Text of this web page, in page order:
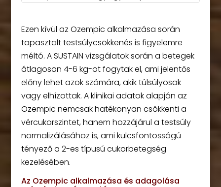
Ezen kívül az Ozempic alkalmazása során
tapasztalt testsúlycsökkenés is figyelemre
méltó. A SUSTAIN vizsgálatok során a betegek
átlagosan 4-6 kg-ot fogytak el, ami jelentős
előny lehet azok számára, akik túlsúlyosak
vagy elhízottak. A klinikai adatok alapján az
Ozempic nemcsak hatékonyan csökkenti a
vércukorszintet, hanem hozzájárul a testsúly
normalizálásához is, ami kulcsfontosságú
tényező a 2-es típusú cukorbetegség
kezelésében.
Az Ozempic alkalmazása és adagolása